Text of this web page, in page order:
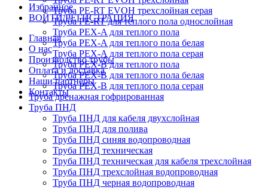
Труба PE-RT EVOH трехслойная серая
Труба PE-RT для теплого пола однослойная
Труба PEX-A для теплого пола
Труба PEX-A для теплого пола белая
Труба PEX-A для теплого пола серая
Труба PEX-B для теплого пола
Труба PEX-B для теплого пола белая
Труба PEX-B для теплого пола серая
Труба дренажная гофрированная
Труба ПНД
Труба ПНД для кабеля двухслойная
Труба ПНД для полива
Труба ПНД синяя водопроводная
Труба ПНД техническая
Труба ПНД техническая для кабеля трехслойная
Труба ПНД трехслойная водопроводная
Труба ПНД черная водопроводная
Избранное
ВОЙТИ/РЕГИСТРАЦИЯ
Главная
О нас
Производство трубы
Оплата и доставка
Наши партнеры
Контакты